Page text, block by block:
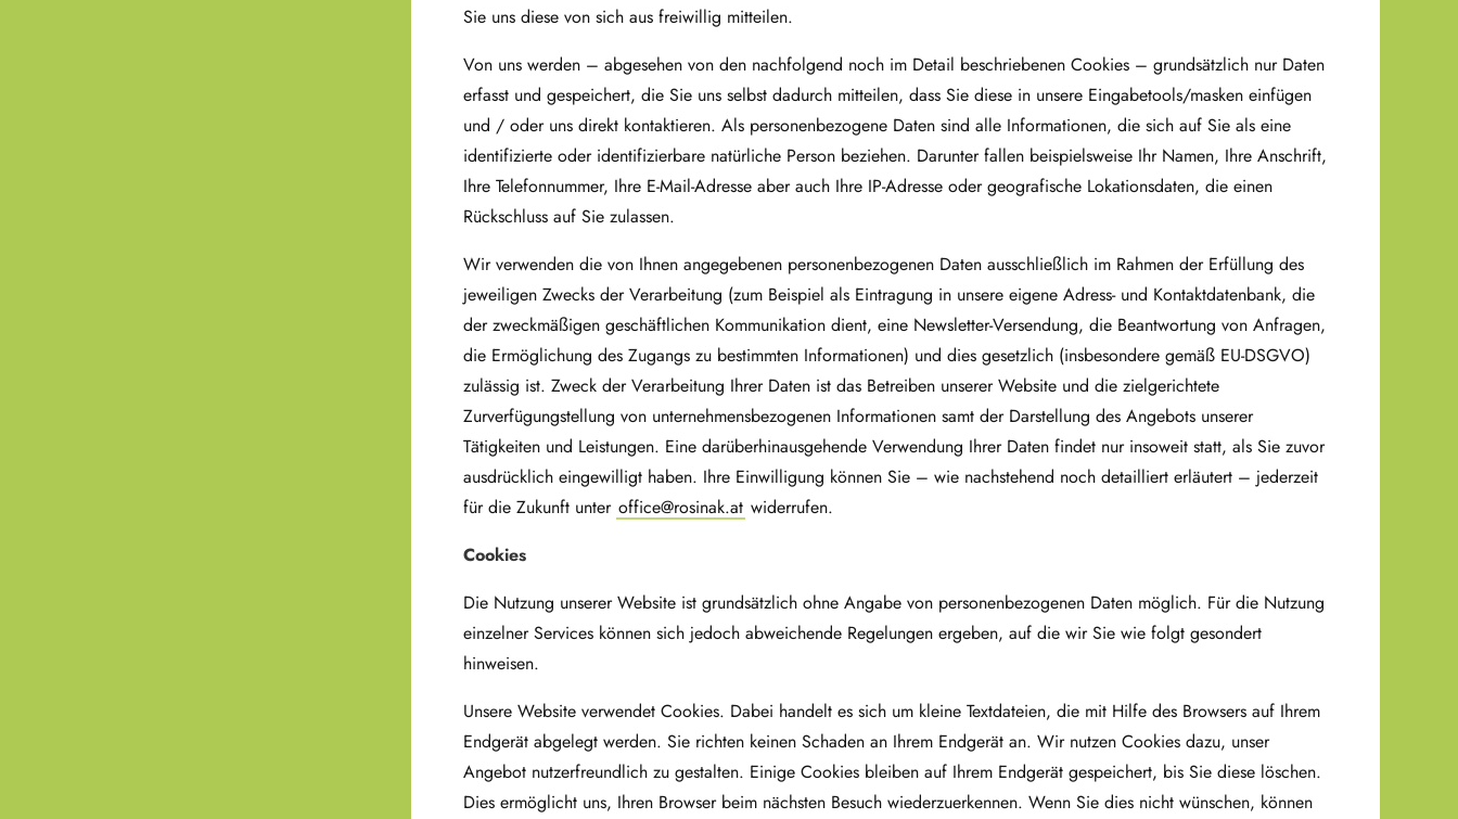
Sie uns diese von sich aus freiwillig mitteilen.
Von uns werden – abgesehen von den nachfolgend noch im Detail beschriebenen Cookies – grundsätzlich nur Daten
erfasst und gespeichert, die Sie uns selbst dadurch mitteilen, dass Sie diese in unsere Eingabetools/masken einfügen
und / oder uns direkt kontaktieren. Als personenbezogene Daten sind alle Informationen, die sich auf Sie als eine
identifizierte oder identifizierbare natürliche Person beziehen. Darunter fallen beispielsweise Ihr Namen, Ihre Anschrift,
Ihre Telefonnummer, Ihre E-Mail-Adresse aber auch Ihre IP-Adresse oder geografische Lokationsdaten, die einen
Rückschluss auf Sie zulassen.
Wir verwenden die von Ihnen angegebenen personenbezogenen Daten ausschließlich im Rahmen der Erfüllung des
jeweiligen Zwecks der Verarbeitung (zum Beispiel als Eintragung in unsere eigene Adress- und Kontaktdatenbank, die
der zweckmäßigen geschäftlichen Kommunikation dient, eine Newsletter-Versendung, die Beantwortung von Anfragen,
die Ermöglichung des Zugangs zu bestimmten Informationen) und dies gesetzlich (insbesondere gemäß EU-DSGVO)
zulässig ist. Zweck der Verarbeitung Ihrer Daten ist das Betreiben unserer Website und die zielgerichtete
Zurverfügungs­tellung von unternehmensbezogenen Informationen samt der Darstellung des Angebots unserer
Tätigkeiten und Leistungen. Eine darüberhinausgehende Verwendung Ihrer Daten findet nur insoweit statt, als Sie zuvor
ausdrücklich eingewilligt haben. Ihre Einwilligung können Sie – wie nachstehend noch detailliert erläutert – jederzeit
für die Zukunft unter office@rosinak.at widerrufen.
Cookies
Die Nutzung unserer Website ist grundsätzlich ohne Angabe von personenbezogenen Daten möglich. Für die Nutzung
einzelner Services können sich jedoch abweichende Regelungen ergeben, auf die wir Sie wie folgt gesondert
hinweisen.
Unsere Website verwendet Cookies. Dabei handelt es sich um kleine Textdateien, die mit Hilfe des Browsers auf Ihrem
Endgerät abgelegt werden. Sie richten keinen Schaden an Ihrem Endgerät an. Wir nutzen Cookies dazu, unser
Angebot nutzerfreundlich zu gestalten. Einige Cookies bleiben auf Ihrem Endgerät gespeichert, bis Sie diese löschen.
Dies ermöglicht uns, Ihren Browser beim nächsten Besuch wiederzuerkennen. Wenn Sie dies nicht wünschen, können